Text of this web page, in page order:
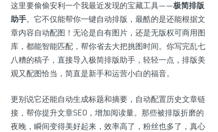
这里要偷偷安利一个我最近发现的宝藏工具——极简排版
助手。它不仅能帮你一键自动排版，最酷的是还能根据文
章内容自动配图！无论是自有图片，还是无版权可商用图
库，都能智能匹配，帮你省去大把挑图时间。你写完乱七
八糟的稿子，直接导入极简排版助手，轻轻一点，排版美
观又配图恰当，简直是新手和运营小白的福音。
更别说它还能自动生成标题和摘要，自动配置历史文章链
接，帮你提升文章SEO，增加阅读量。那些被排版折磨的
夜晚，瞬间变得美好起来，效率高了，粉丝也多了，真心